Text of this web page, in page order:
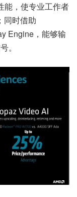
能，使专业工作者
同时借助
Engine，能够输
。